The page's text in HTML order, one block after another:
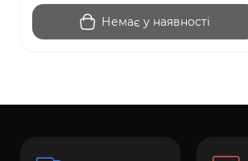
Немає у наявності